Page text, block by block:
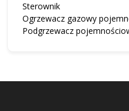
Sterownik
Ogrzewacz gazowy
Podgrzewacz